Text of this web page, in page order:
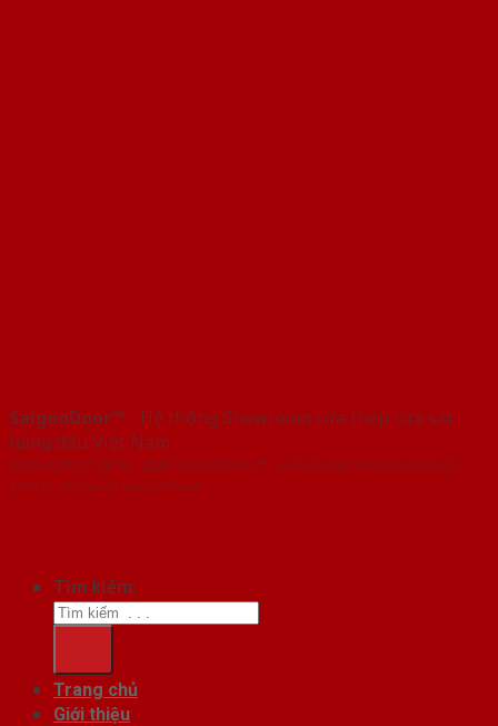
SaigonDoor™ - Hệ thống Showroom cửa thép cửa sắt
hàng đầu Việt Nam
Copyright ⓒ 2016 – 2026 SaigonDoor™ - www.cuagocomposite.org |
Đơn vị chủ quản SaigonDoor
Tìm kiếm:
Trang chủ
Giới thiệu